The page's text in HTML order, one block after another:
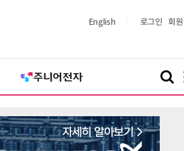
English 로그인 회